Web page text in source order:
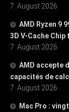
7. August 2026
AMD Ryzen 9
3D V-Cache
7. August 2026
AMD accepte
capacités de
7. August 2026
Mac Pro :